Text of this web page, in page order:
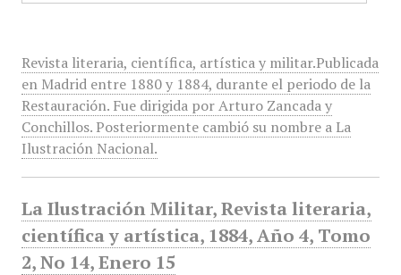
Revista literaria, científica, artística y militar.Publicada
en Madrid entre 1880 y 1884, durante el periodo de la
Restauración. Fue dirigida por Arturo Zancada y
Conchillos. Posteriormente cambió su nombre a La
Ilustración Nacional.
La Ilustración Militar, Revista literaria,
científica y artística, 1884, Año 4, Tomo
2, No 14, Enero 15